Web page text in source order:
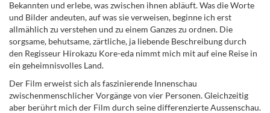
Bekannten und erlebe, was zwischen ihnen abläuft. Was die Worte
und Bilder andeuten, auf was sie verweisen, beginne ich erst
allmählich zu verstehen und zu einem Ganzes zu ordnen. Die
sorgsame, behutsame, zärtliche, ja liebende Beschreibung durch
den Regisseur Hirokazu Kore-eda nimmt mich mit auf eine Reise in
ein geheimnisvolles Land.
Der Film erweist sich als faszinierende Innenschau
zwischenmenschlicher Vorgänge von vier Personen.Gleichzeitig
aber berührt mich der Film durch seine differenzierte Aussenschau.